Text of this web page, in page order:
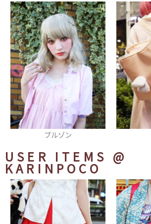
USER ITEMS @
KARINPOCO